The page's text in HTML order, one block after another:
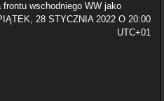
wschodniego WW jako
28 STYCZNIA 2022 O 20:00
UTC+01